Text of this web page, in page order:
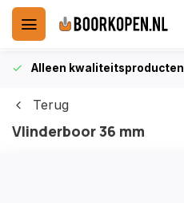
Alleen kwaliteitsproducten
Terug
Vlinderboor 36 mm